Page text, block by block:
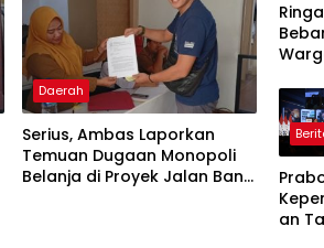
Daerah
Serius, Ambas Laporkan
‎Temuan Dugaan Monopoli
Belanja di Proyek Jalan Bang
Daya
ke
an